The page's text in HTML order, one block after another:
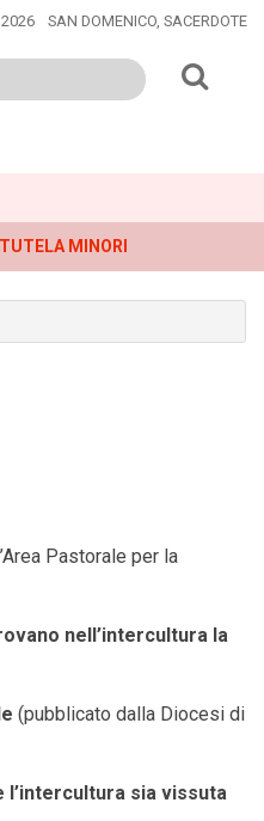
SAN DOMENICO, SACERDOTE
MINORI
Pastorale per la
nell’intercultura la
(pubblicato dalla Diocesi di
sia vissuta